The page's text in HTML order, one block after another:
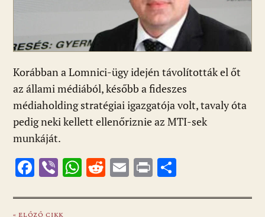
Korábban a Lomnici-ügy idején távolították el őt
az állami médiából, később a fideszes
médiaholding stratégiai igazgatója volt, tavaly óta
pedig neki kellett ellenőriznie az MTI-sek
munkáját.
F
e
Vi
er
W
at
R
d
E
ai
Pr
t za
« ELŐZŐ CIKK